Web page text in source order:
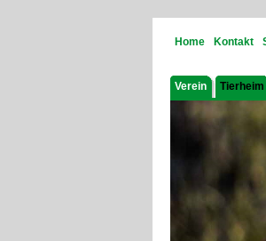
Home Kontakt
Verein Tierheim